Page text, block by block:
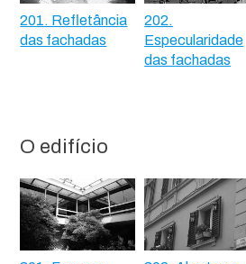
201. Refletância
das fachadas
202.
Especularidade
das fachadas
O edifício